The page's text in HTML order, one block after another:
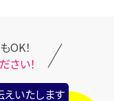
OK！
さい！
いたします